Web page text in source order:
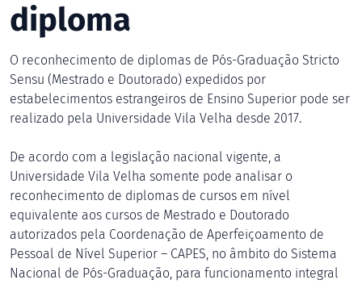
diploma
O reconhecimento de diplomas de Pós-Graduação Stricto
Sensu (Mestrado e Doutorado) expedidos por
estabelecimentos estrangeiros de Ensino Superior pode ser
realizado pela Universidade Vila Velha desde 2017.
De acordo com a legislação nacional vigente, a
Universidade Vila Velha somente pode analisar o
reconhecimento de diplomas de cursos em nível
equivalente aos cursos de Mestrado e Doutorado
autorizados pela Coordenação de Aperfeiçoamento de
Pessoal de Nível Superior – CAPES, no âmbito do Sistema
Nacional de Pós-Graduação, para funcionamento integral